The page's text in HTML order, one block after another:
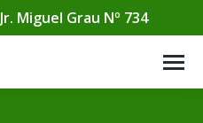
Jr. Miguel Grau Nº 734